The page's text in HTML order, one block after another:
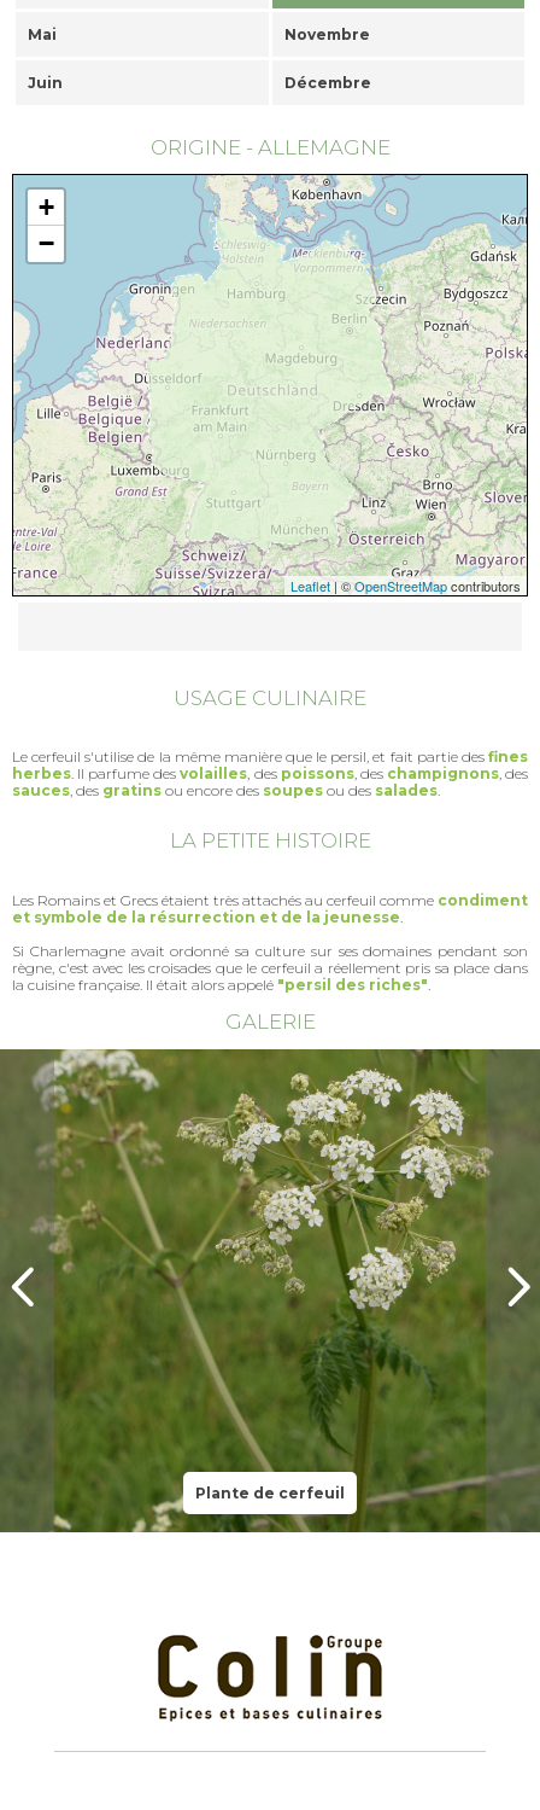
Mai Novembre
Juin Décembre
ORIGINE - ALLEMAGNE
+
−
Leaflet | ©OpenStreetMapcontributors
USAGE CULINAIRE
Le cerfeuil s'utilise de la même manière que le persil, et fait partie desfines
herbes. Il parfume desvolailles, des poissons, des champignons, des
sauces, des gratins ou encore des soupes ou des salades.
LA PETITE HISTOIRE
Les Romains et Grecs étaient très attachés au cerfeuil comme condiment
et symbole de la résurrection et de la jeunesse
Si Charlemagne avait ordonné sa culture sur ses domaines pendant son
règne, c'est avec les croisades que le cerfeuil a réellement pris sa place dans
la cuisine française. Il était alors appelé "persil des riches"
GALERIE
Plante de cerfeuil